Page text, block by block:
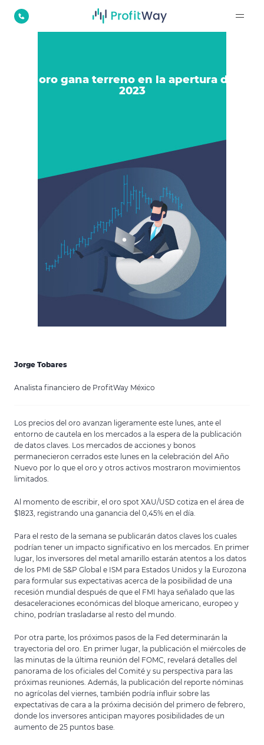
El oro gana terreno en la apertura del
2023
Jorge Tobares
Analista financiero de ProfitWay México
Los precios del oro avanzan ligeramente este lunes, ante el
entorno de cautela en los mercados a la espera de la publicación
de datos claves. Los mercados de acciones y bonos
permanecieron cerrados este lunes en la celebración del Año
Nuevo por lo que el oro y otros activos mostraron movimientos
limitados.
Al momento de escribir, el oro spot XAU/USD cotiza en el área de
$1823, registrando una ganancia del 0,45% en el día.
Para el resto de la semana se publicarán datos claves los cuales
podrían tener un impacto significativo en los mercados. En primer
lugar, los inversores del metal amarillo estarán atentos a los datos
de los PMI de S&P Global e ISM para Estados Unidos y la Eurozona
para formular sus expectativas acerca de la posibilidad de una
recesión mundial después de que el FMI haya señalado que las
desaceleraciones económicas del bloque americano, europeo y
chino, podrían trasladarse al resto del mundo.
Por otra parte, los próximos pasos de la Fed determinarán la
trayectoria del oro. En primer lugar, la publicación el miércoles de
las minutas de la última reunión del FOMC, revelará detalles del
panorama de los oficiales del Comité y su perspectiva para las
próximas reuniones. Además, la publicación del reporte nóminas
no agrícolas del viernes, también podría influir sobre las
expectativas de cara a la próxima decisión del primero de febrero,
donde los inversores anticipan mayores posibilidades de un
aumento de 25 puntos base.